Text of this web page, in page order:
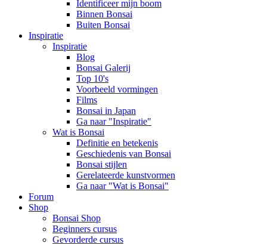
Identificeer mijn boom
Binnen Bonsai
Buiten Bonsai
Inspiratie
Inspiratie
Blog
Bonsai Galerij
Top 10's
Voorbeeld vormingen
Films
Bonsai in Japan
Ga naar "Inspiratie"
Wat is Bonsai
Definitie en betekenis
Geschiedenis van Bonsai
Bonsai stijlen
Gerelateerde kunstvormen
Ga naar "Wat is Bonsai"
Forum
Shop
Bonsai Shop
Beginners cursus
Gevorderde cursus